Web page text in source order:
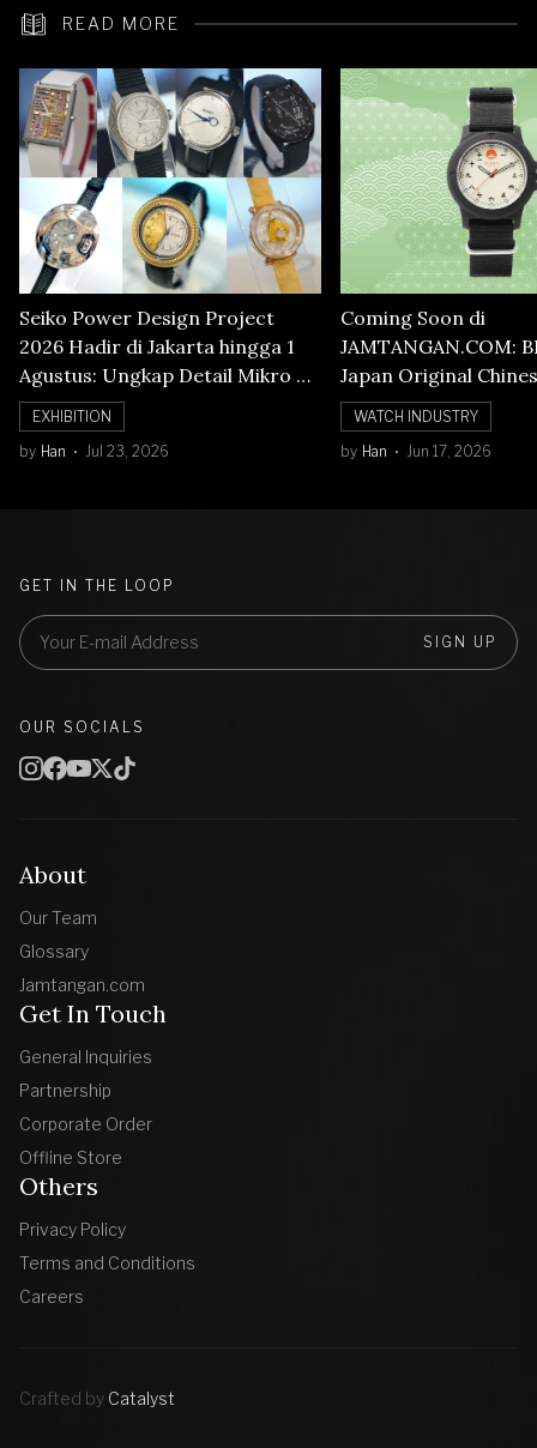
READ MORE
Seiko Power Design Project
2026 Hadir di Jakarta hingga 1
Agustus: Ungkap Detail Mikro di
Balik Seni Watchmaking
EXHIBITION
by Han Jul 23, 2026
Coming Soon di
JAMTANGAN.COM:
Japan Original
Numerals Watch
WATCH INDUSTRY
by Han Jun 17, 2026
About
Our Team
Glossary
Jamtangan.com
Get In Touch
General Inquiries
Partnership
Corporate Order
Offline Store
Others
Privacy Policy
Terms and Conditions
Careers
GET IN THE LOOP
SIGN UP
OUR SOCIALS
Crafted by Catalyst